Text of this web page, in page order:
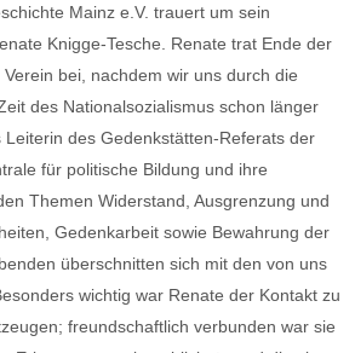
Mainz e.V. trauert um sein
Knigge-Tesche. Renate trat Ende der
bei, nachdem wir uns durch die
des Nationalsozialismus schon länger
Leiterin des Gedenkstätten-Referats der
für politische Bildung und ihre
Themen Widerstand, Ausgrenzung und
Gedenkarbeit sowie Bewahrung der
überschnitten sich mit den von uns
wichtig war Renate der Kontakt zu
freundschaftlich verbunden war sie